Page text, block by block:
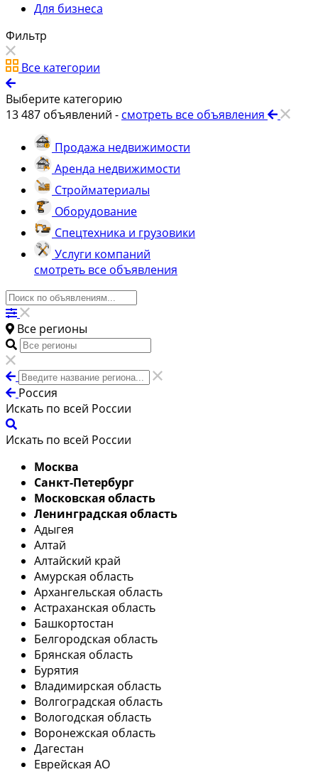
Для бизнеса
Фильтр
Все категории
Выберите категорию
13 487 объявлений - смотреть все объявления
Продажа недвижимости
Аренда недвижимости
Стройматериалы
Оборудование
Спецтехника и грузовики
Услуги компаний
смотреть все объявления
Все регионы
Россия
Искать по всей России
Искать по всей России
Москва
Санкт-Петербург
Московская область
Ленинградская область
Адыгея
Алтай
Алтайский край
Амурская область
Архангельская область
Астраханская область
Башкортостан
Белгородская область
Брянская область
Бурятия
Владимирская область
Волгоградская область
Вологодская область
Воронежская область
Дагестан
Еврейская АО